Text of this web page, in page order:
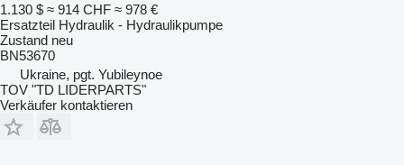
1.130 $ ≈ 914 CHF ≈ 978 €
Ersatzteil Hydraulik - Hydraulikpumpe
Zustand neu
BN53670
Ukraine, pgt. Yubileynoe
TOV "TD LIDERPARTS"
Verkäufer kontaktieren